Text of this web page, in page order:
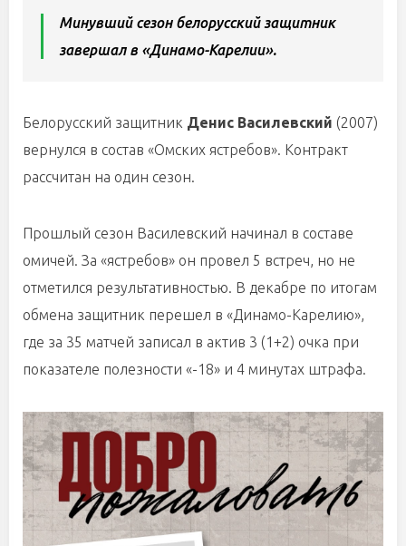
Минувший сезон белорусский защитник
завершал в «Динамо-Карелии».
Белорусский защитник Денис Василевский (2007)
вернулся в состав «Омских ястребов». Контракт
рассчитан на один сезон.
Прошлый сезон Василевский начинал в составе
омичей. За «ястребов» он провел 5 встреч, но не
отметился результативностью. В декабре по итогам
обмена защитник перешел в «Динамо-Карелию»,
где за 35 матчей записал в актив 3 (1+2) очка при
показателе полезности «-18» и 4 минутах штрафа.